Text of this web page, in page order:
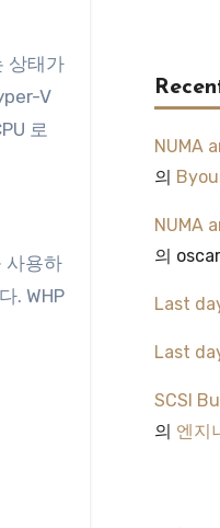
상태가
V
로
사용하
. WHP
NUMA
의
NUMA
의 oscar
Last
Last
SCSI
의 엔지